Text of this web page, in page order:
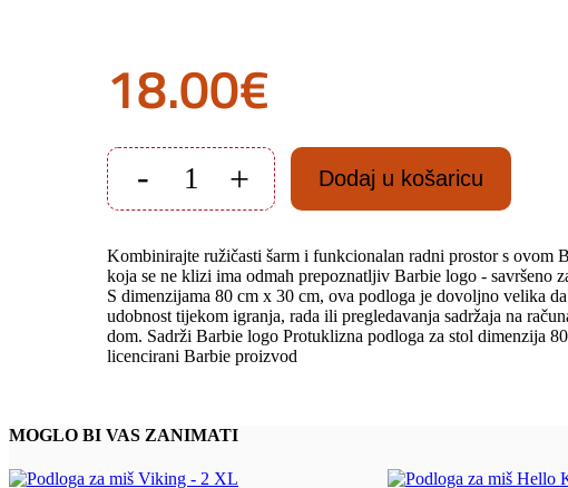
18.00€
-
Podloga
za
Barbie
količina
+ Dodaj u košaricu
Kombinirajte ružičasti šarm i funkcionalan radni prostor s ovom
koja se ne klizi ima odmah prepoznatljiv Barbie logo - savršeno
S dimenzijama 80 cm x 30 cm, ova podloga je dovoljno velika
udobnost tijekom igranja, rada ili pregledavanja sadržaja na
dom. Sadrži Barbie logo Protuklizna podloga za stol dimenzija
licencirani Barbie proizvod
MOGLO BI VAS ZANIMATI